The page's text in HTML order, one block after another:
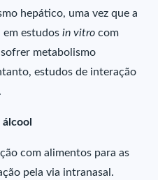
hepático, uma vez que a
em estudosin vitro com
metabolismo
estudos de interação
com alimentos para as
pela via intranasal.